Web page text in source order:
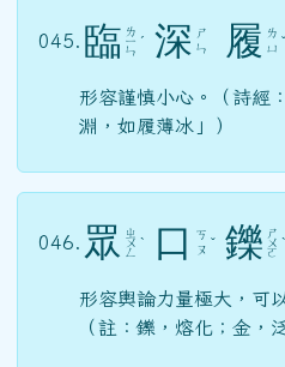
045. 臨 ㄌ
ㄧ
ㄣ
ˊ 深 ㄕ
ㄣ
履 ㄌ
ㄩ ˇ
形容謹慎小心。（詩經
淵，如履薄冰」）
046. 眾 ㄓ
ㄨ
ㄥ
ˋ 口
ㄎ
ㄡ ˇ 鑠 ㄕ
ㄨ
ㄛ
ˋ
形容輿論力量極大，可
（註：鑠，熔化；金，